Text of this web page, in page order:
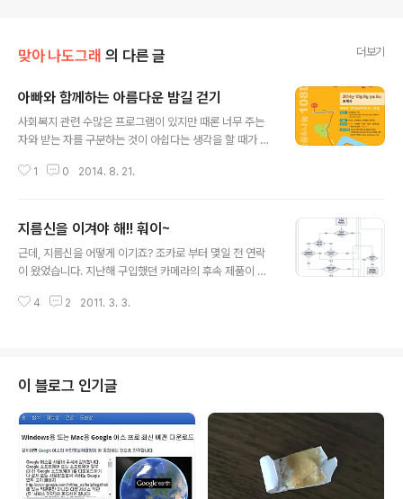
맞아 나도그래 의 다른 글 더보기
아빠와 함께하는 아름다운 밤길 걷기
사회복지 관련 수많은 프로그램이 있지만 때론 너무 주는
자와 받는 자를 구분하는 것이 아쉽다는 생각을 할 때가 많
상호작용이어야 한다는 것이 저의 사회복지를 바라보는 기
고 할 수는 없지만 아빠와 자녀.. 아니 가족이 함께 좋은 시
간을 갖으면서 그 함께하는 것을 되새기는 잔잔한 프로그
램이라는 생각이 들었습니다. 서울 또는 인근에 거주하시
수 있을 듯 합니다. 이런 프로그램 다른 지역에서도 기획하
1 0 2014. 8. 21.
지름신을 이겨야 해!! 훠이~
근데, 지름신을 어떻게 이기죠? 조카로 부터 몇일 전 연락
이 왔었습니다. 지난해 구입했던 카메라의 후속 제품이 출
있어 너무 좋아 보인다는 겁니다. 그러면서 지금 갖고 있는
해 넌지시 물었 보았습니다. 그러나 사진 촬영에 대한 가장
기본이 되는 몇가지 질문 조차 제대로 된 답변을 하지 못했
습니다. 그 질문을 통해 저는 한가지를 확실히 인지하게 되
었습니다. 판매하는 쪽에서는 지름신을 대동하고서 조금이
라도 소비자로 하여금 혹하도록 만드는 뭔가가 있다는 사
실을 말입니다. 그건 쉽게 설명할 ..
4 2 2011. 3. 3.
이 블로그 인기글